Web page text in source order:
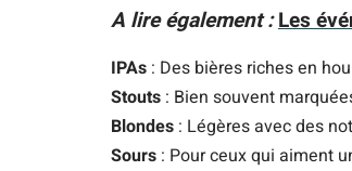
A lire également :Les
IPAs : Des bières riches en
Stouts : Bien souvent
Blondes : Légères avec des
Sours : Pour ceux qui aiment